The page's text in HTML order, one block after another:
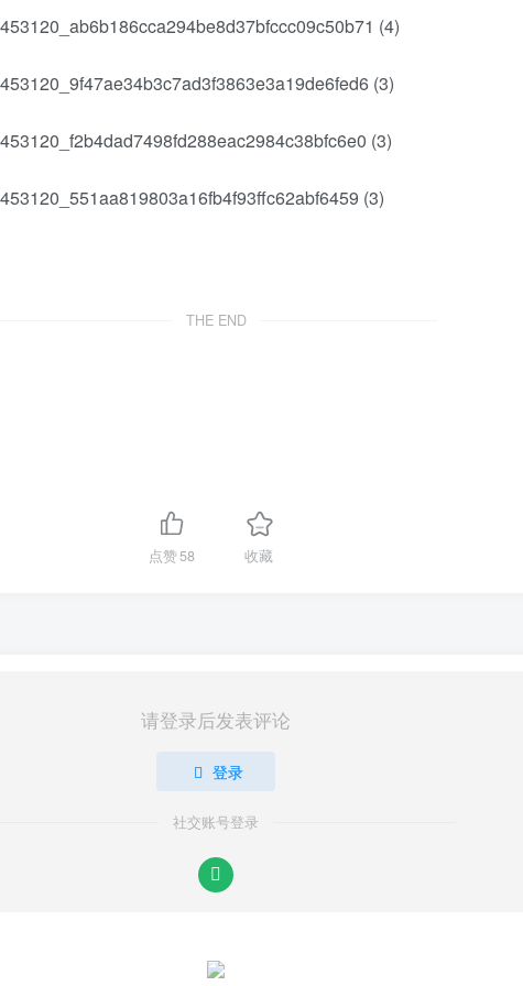
THE END
点赞58 收藏
请登录后发表评论
登录
社交账号登录